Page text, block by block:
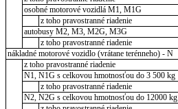
osobné motorové vozidlá M1, M1G
z toho pravostranné riadenie
autobusy M2, M3, M2G, M3G
z toho pravostranné riadenie
nákladné motorové vozidlo (vrátane terénneho) - N
z toho pravostranné riadenie
N1, N1G s celkovou hmotnosťou do 3 500 kg
z toho pravostranné riadenie
N2, N2G s celkovou hmotnosťou do 12000 kg